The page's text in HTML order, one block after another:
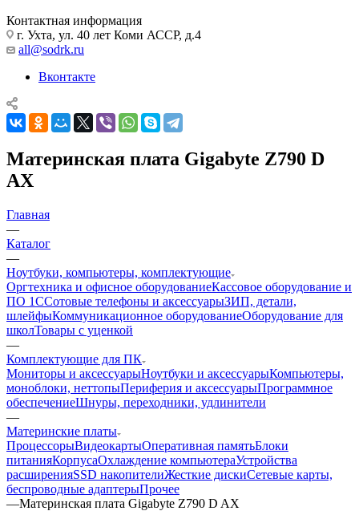
Контактная информация
г. Ухта, ул. 40 лет Коми АССР, д.4
all@sodrk.ru
Вконтакте
Материнская плата Gigabyte Z790 D
AX
Главная
—
Каталог
—
Ноутбуки, компьютеры, комплектующие
Оргтехника и офисное оборудованиеКассовое оборудование и
ПО 1ССотовые телефоны и аксессуарыЗИП, детали,
шлейфыКоммуникационное оборудованиеОборудование для
школТовары с уценкой
—
Комплектующие для ПК
Мониторы и аксессуарыНоутбуки и аксессуарыКомпьютеры,
моноблоки, неттопыПериферия и аксессуарыПрограммное
обеспечениеШнуры, переходники, удлинители
—
Материнские платы
ПроцессорыВидеокартыОперативная памятьБлоки
питанияКорпусаОхлаждение компьютераУстройства
расширенияSSD накопителиЖесткие дискиСетевые карты,
беспроводные адаптерыПрочее
—Материнская плата Gigabyte Z790 D AX